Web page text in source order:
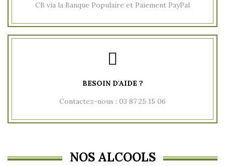
CB via la Banque Populaire et Paiement PayPal
BESOIN D'AIDE ?
Contactez-nous : 03 87 25 15 06
NOS ALCOOLS